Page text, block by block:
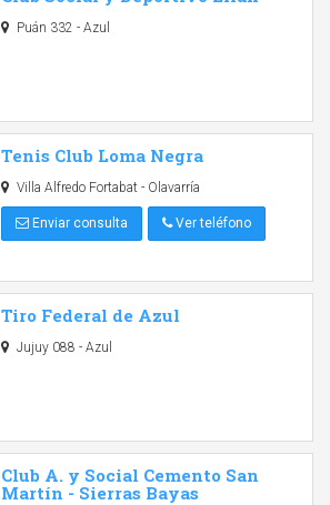
Puán 332 - Azul
Tenis Club Loma Negra
Villa Alfredo Fortabat - Olavarría
Enviar consulta Ver teléfono
Tiro Federal de Azul
Jujuy 088 - Azul
Club A. y Social Cemento San
Martín - Sierras Bayas